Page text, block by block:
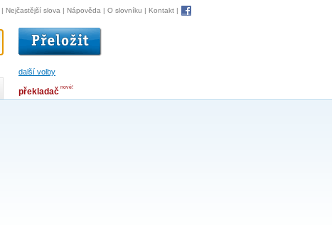
další volby
| Nejčastější slova | Nápověda | O slovníku | Kontakt |
překladač nové!